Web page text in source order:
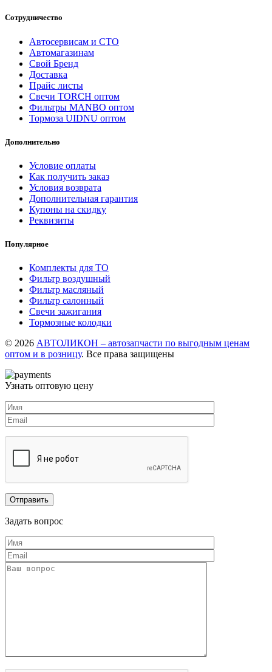
Сотрудничество
Автосервисам и СТО
Автомагазинам
Свой Бренд
Доставка
Прайс листы
Свечи TORCH оптом
Фильтры MANBO оптом
Тормоза UIDNU оптом
Дополнительно
Условие оплаты
Как получить заказ
Условия возврата
Дополнительная гарантия
Купоны на скидку
Реквизиты
Популярное
Комплекты для ТО
Фильтр воздушный
Фильтр масляный
Фильтр салонный
Свечи зажигания
Тормозные колодки
© 2026 АВТОЛИКОН – автозапчасти по выгодным ценам
оптом и в розницу. Все права защищены
Узнать оптовую цену
Задать вопрос